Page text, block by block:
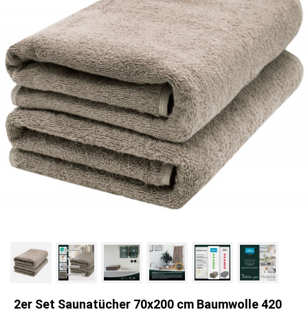
2er Set Saunatücher 70x200 cm Baumwolle 420